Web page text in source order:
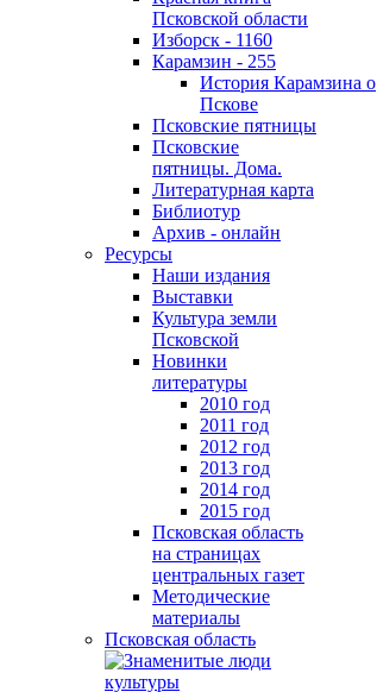
Псковской области
Изборск - 1160
Карамзин - 255
История Карамзина о
Пскове
Псковские пятницы
Псковские
пятницы. Дома.
Литературная карта
Библиотур
Архив - онлайн
Ресурсы
Наши издания
Выставки
Культура земли
Псковской
Новинки
литературы
2010 год
2011 год
2012 год
2013 год
2014 год
2015 год
Псковская область
на страницах
центральных газет
Методические
материалы
Псковская область